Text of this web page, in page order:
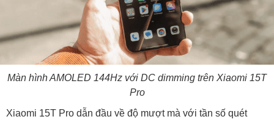
Màn hình AMOLED 144Hz với DC dimming trên Xiaomi 15T
Pro
Xiaomi 15T Pro dẫn đầu về độ mượt mà với tần số quét